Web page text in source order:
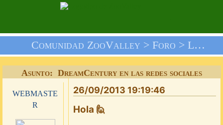
Comunidad ZooValley > Foro > Le Informamos
Asunto: DreamCentury en las redes sociales
webmaste
r
26/09/2013 19:19:46
Hola 🙋